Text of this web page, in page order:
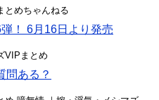
とめちゃんねる
！ 6月16日より発売
VIPまとめ
問ある？